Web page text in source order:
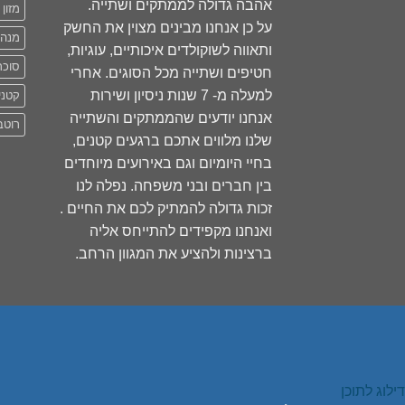
אהבה גדולה לממתקים ושתייה.
על כן אנחנו מבינים מצוין את החשק
ותאווה לשוקולדים איכותיים, עוגיות,
חטיפים ושתייה מכל הסוגים. אחרי
למעלה מ- 7 שנות ניסיון ושירות
אנחנו יודעים שהממתקים והשתייה
שלנו מלווים אתכם ברגעים קטנים,
בחיי היומיום וגם באירועים מיוחדים
בין חברים ובני משפחה. נפלה לנו
זכות גדולה להמתיק לכם את החיים .
ואנחנו מקפידים להתייחס אליה
ברצינות ולהציע את המגוון הרחב.
דילוג לתוכן